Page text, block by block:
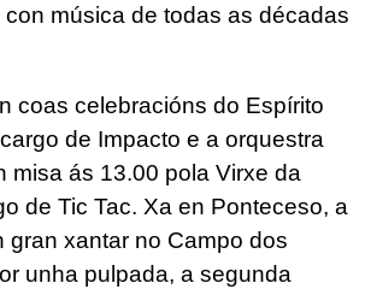
música de todas as décadas
coas celebracións do Espírito
de Impacto e a orquestra
misa ás 13.00 pola Virxe da
de Tic Tac. Xa en Ponteceso, a
xantar no Campo dos
unha pulpada, a segunda